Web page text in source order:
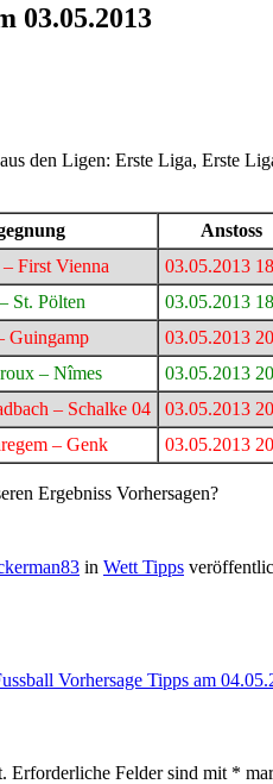
03.05.2013
den Ligen: Erste Liga, Erste
Anstoss
First Vienna 03.05.2013
St. Pölten 03.05.2013
Guingamp 03.05.2013
– Nîmes 03.05.2013
– Schalke 04 03.05.2013
– Genk 03.05.2013
Ergebniss Vorhersagen?
in Wett Tipps
Vorhersage Tipps am
Erforderliche Felder sind mit *